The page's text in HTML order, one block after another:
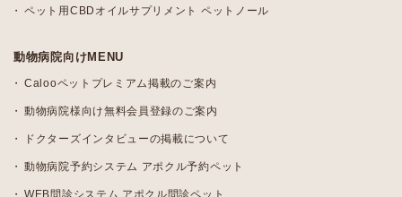
ペット用CBDオイルサプリメント ペットノール
動物病院向けMENU
Calooペットプレミアム掲載のご案内
動物病院様向け無料会員登録のご案内
ドクターズインタビューの掲載について
動物病院予約システム アポクル予約ペット
WEB問診システム アポクル問診ペット